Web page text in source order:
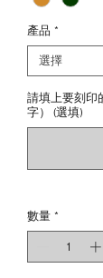
產品 *
請填上要刻印
字） (選填)
數量 *